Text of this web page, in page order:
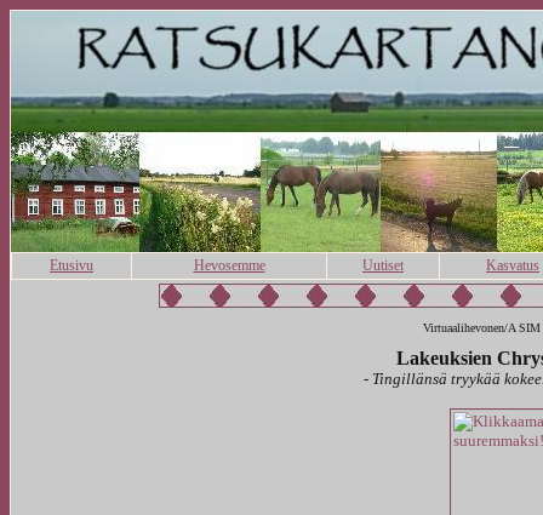
Etusivu Hevosemme Uutiset Kasvatus
Virtuaalihevonen/A SIM
Lakeuksien
- Tingillänsä tryykää